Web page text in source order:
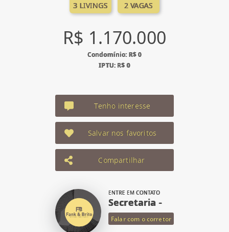
3 LIVINGS 2 VAGAS
R$ 1.170.000
Condomínio: R$ 0
IPTU: R$ 0
Tenho interesse
Salvar nos favoritos
Compartilhar
ENTRE EM CONTATO
Secretaria -
Falar com o corretor